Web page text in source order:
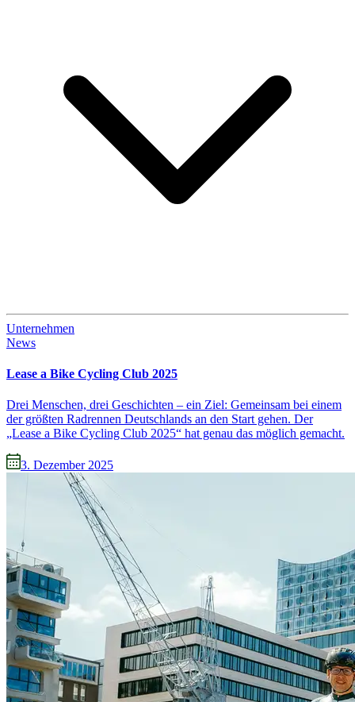
Unternehmen
News
Lease a Bike Cycling Club 2025
Drei Menschen, drei Geschichten – ein Ziel: Gemeinsam bei einem
der größten Radrennen Deutschlands an den Start gehen. Der
„Lease a Bike Cycling Club 2025“ hat genau das möglich gemacht.
3. Dezember 2025